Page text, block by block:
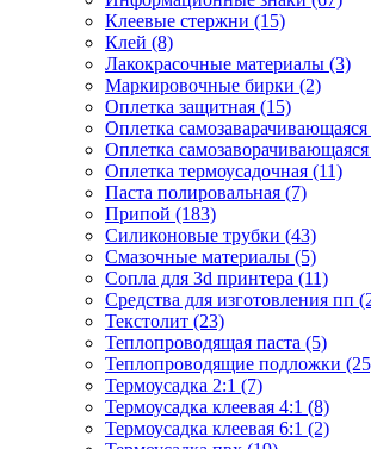
Клеевые стержни (15)
Клей (8)
Лакокрасочные материалы (3)
Маркировочные бирки (2)
Оплетка защитная (15)
Оплетка
Оплетка
Оплетка термоусадочная (11)
Паста полировальная (7)
Припой (183)
Силиконовые трубки (43)
Смазочные материалы (5)
Сопла для 3d принтера (11)
Средства для изготовления пп
Текстолит (23)
Теплопроводящая паста (5)
Теплопроводящие подложки
Термоусадка 2:1 (7)
Термоусадка клеевая 4:1 (8)
Термоусадка клеевая 6:1 (2)